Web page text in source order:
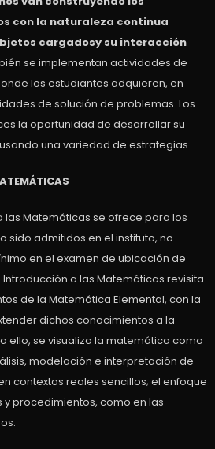
con la naturaleza continua
cargadosy su interacción
se implementan actividades de
los estudiantes adquieren, en
de solución de problemas. Los
la oportunidad de desarrollar su
una variedad de estrategias.
las Matemáticas se ofrece para los
sido admitidos en el instituto, no
en el examen de ubicación de
a las Matemáticas revisita
de la Matemática Elemental, con la
dichos conocimientos a la
ello, se visualiza la matemática como
modelación e interpretación de
contextos reales sencillos; el enfoque
procedimientos, como en las